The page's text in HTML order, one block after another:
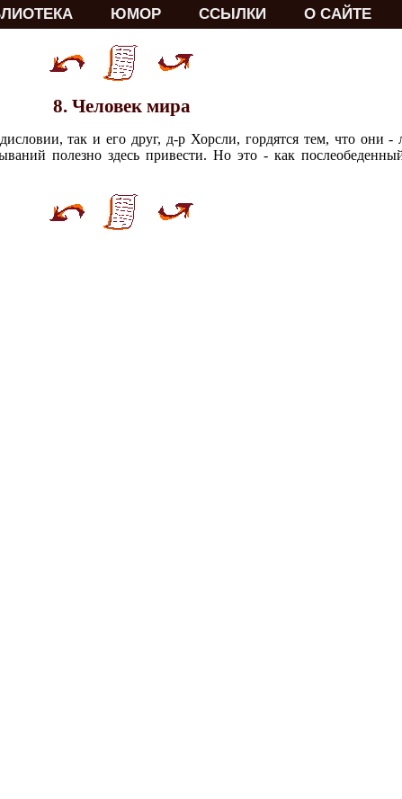
ЮМОР ССЫЛКИ О САЙТЕ
8. Человек мира
так и его друг, д-р Хорсли, гордятся тем, что они -
полезно здесь привести. Но это - как